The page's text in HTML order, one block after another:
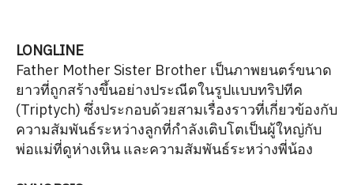
LONGLINE
Father Mother Sister Brother เป็นภาพยนตร์ขนาด
ยาวที่ถูกสร้างขึ้นอย่างประณีตในรูปแบบทริปทีค
(Triptych) ซึ่งประกอบด้วยสามเรื่องราวที่เกี่ยวข้องกับ
ความสัมพันธ์ระหว่างลูกที่กำลังเติบโตเป็นผู้ใหญ่กับ
พ่อแม่ที่ดูห่างเหิน และความสัมพันธ์ระหว่างพี่น้อง